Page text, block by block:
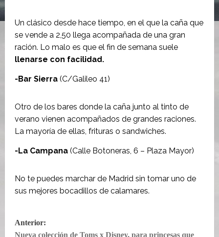
Un clásico desde hace tiempo, en el que la caña que
se vende a 2,50 llega acompañada de una gran
ración. Lo malo es que el fin de semana suele
llenarse con facilidad.
-Bar Sierra (C/Galileo 41)
Otro de los bares donde la caña junto al tinto de
verano vienen acompañados de grandes raciones.
La mayoría de ellas, frituras o sandwiches.
-La Campana (Calle Botoneras, 6 – Plaza Mayor)
No te puedes marchar de Madrid sin tomar uno de
sus mejores bocadillos de calamares.
N
Anterior:
Nueva colección de Toms x Disney, para princesas que